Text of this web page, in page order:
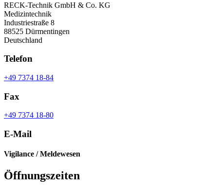
RECK-Technik GmbH & Co. KG
Medizintechnik
Industriestraße 8
88525 Dürmentingen
Deutschland
Telefon
+49 7374 18-84
Fax
+49 7374 18-80
E-Mail
Vigilance / Meldewesen
Öffnungszeiten